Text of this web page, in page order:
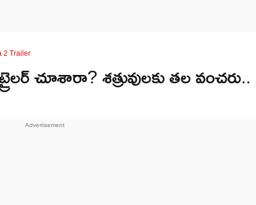
2 Trailer
చూశారా? శత్రువులకు తల వంచరు..